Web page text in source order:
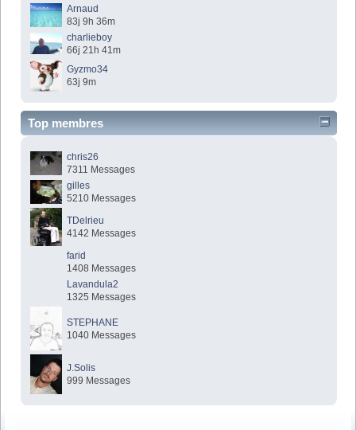
Arnaud
83j 9h 36m
charlieboy
66j 21h 41m
Gyzmo34
63j 9m
Top membres
chris26
7311 Messages
gilles
5210 Messages
TDelrieu
4142 Messages
farid
1408 Messages
Lavandula2
1325 Messages
STEPHANE
1040 Messages
J.Solis
999 Messages